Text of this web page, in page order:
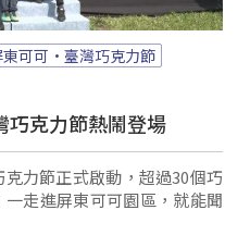
東可可·臺灣巧克力節
巧克力節熱鬧登場
力節正式啟動，超過30個巧
走進屏東可可園區，就能聞